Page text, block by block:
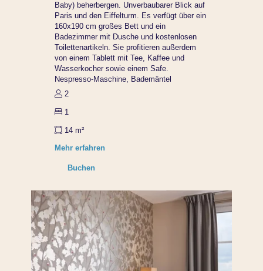
Baby) beherbergen. Unverbaubarer Blick auf
Paris und den Eiffelturm. Es verfügt über ein
160x190 cm großes Bett und ein
Badezimmer mit Dusche und kostenlosen
Toilettenartikeln. Sie profitieren außerdem
von einem Tablett mit Tee, Kaffee und
Wasserkocher sowie einem Safe.
Nespresso-Maschine, Bademäntel
2
1
14 m²
Mehr erfahren
Buchen
Startseite
Ein Hotel finden
Auf einer Karte
Nach Themenbereichen
Unsere Angebote
Die Vorteile der Direktheit
Beruflicher Aufenthalt
Aktivitäten während Ihres Aufenthalts